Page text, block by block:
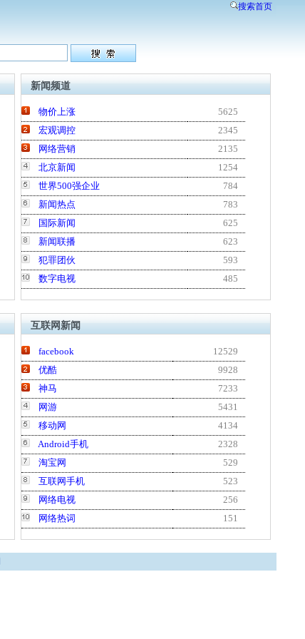
搜索首页
新闻频道
物价上涨
5625
宏观调控
2345
网络营销
2135
北京新闻
1254
世界500强企业
784
新闻热点
783
国际新闻
625
新闻联播
623
犯罪团伙
593
数字电视
485
互联网新闻
facebook
12529
优酷
9928
神马
7233
网游
5431
移动网
4134
Android手机
2328
淘宝网
529
互联网手机
523
网络电视
256
网络热词
151